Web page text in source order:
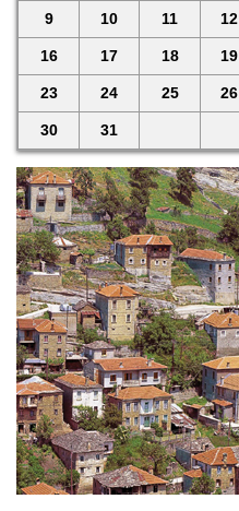
9 10 11 12
16 17 18 19
23 24 25 26
30 31